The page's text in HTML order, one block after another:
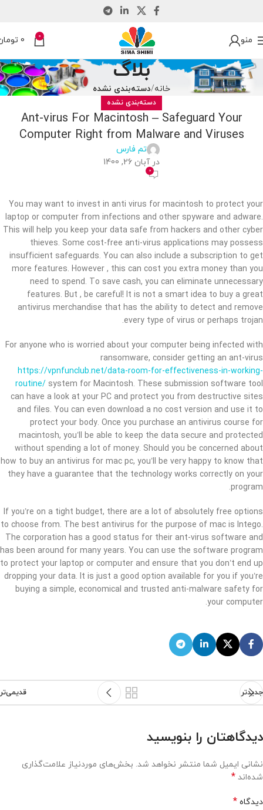
منو 0
0
بلاگ
خانه دسته‌بندی نشده
دسته‌بندی نشده
Ant-virus For Macintosh – Safeguard Your
Computer Right from Malware and Viruses
تم فارس
در آبان 26, 1400
0
You may want to invest in anti virus for macintosh to protect your
laptop or computer from infections and other spyware and adware.
This will help you keep your data safe from hackers and other cyber
thieves. Some cost-free anti-virus applications may possess
insufficient safeguards. You can also include a subscription to get
more features. However , this can cost you extra money than you
need to spend. To save cash, you can eliminate unnecessary
features. But , be careful! It is not a smart idea to buy a great
antivirus merchandise that has the ability to detect and remove
every type of virus or perhaps trojan.
For anyone who is worried about your computer being infected with
ransomware, consider getting an ant-virus
https://vpnfunclub.net/data-room-for-effectiveness-in-working-
routine/ system for Macintosh. These submission software tool
can have a look at your PC and protect you from destructive sites
and files. You can even download a no cost version and use it to
protect your body. Once you purchase an antivirus course for
macintosh, you’ll be able to keep the data secure and protected
without spending a lot of money. Should you be concerned about
how to buy an antivirus for mac pc, you’ll be very happy to know that
they have a guarantee that the technology works correctly on your
program.
If you’re on a tight budget, there are a lot of absolutely free options
to choose from. The best antivirus for the purpose of mac is Intego.
The corporation has a good status for their ant-virus software and
has been around for many years. You can use the software program
to protect your laptop or computer and ensure that you don’t end up
dropping your data. It is just a good option available for you if you’re
buying a simple, economical and trusted anti-malware safety for
your computer.
جدیدتر قدیمی‌تر
دیدگاهتان را بنویسید
نشانی ایمیل شما منتشر نخواهد شد. بخش‌های موردنیاز علامت‌گذاری
شده‌اند *
دیدگاه *